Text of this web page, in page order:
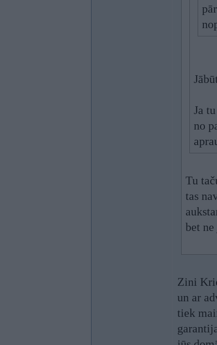
Ja
no
Tu
tas
bet
Zini
un ar
tiek